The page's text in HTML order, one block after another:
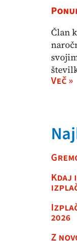
Član
Več »
Kdaj
2026
Z